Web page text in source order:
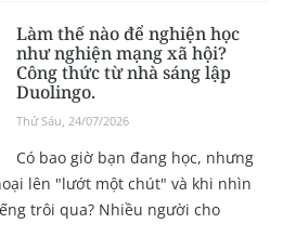
Làm thế nào để nghiện học
như nghiện mạng xã hội?
Công thức từ nhà sáng lập
Duolingo.
Thứ Sáu, 24/07/2026
Có bao giờ bạn đang học, nhưng
lên "lướt một chút" và khi nhìn
trôi qua? Nhiều người cho